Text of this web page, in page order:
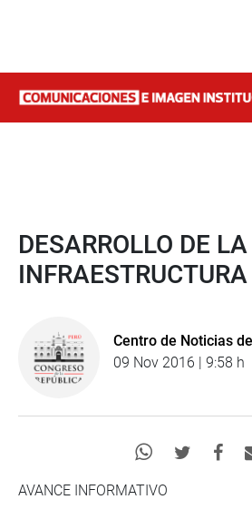
DESARROLLO DE LA
Centro de Noticias
09 Nov 2016 | 9:58 h
AVANCE INFORMATIVO